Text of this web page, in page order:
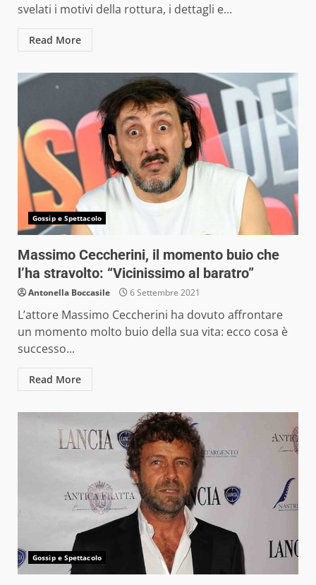
svelati i motivi della rottura, i dettagli e...
Read More
Gossip e Spettacolo
Massimo Ceccherini, il momento buio che
l’ha stravolto: “Vicinissimo al baratro”
Antonella Boccasile 6 Settembre 2021
L’attore Massimo Ceccherini ha dovuto affrontare
un momento molto buio della sua vita: ecco cosa è
successo...
Read More
Gossip e Spettacolo